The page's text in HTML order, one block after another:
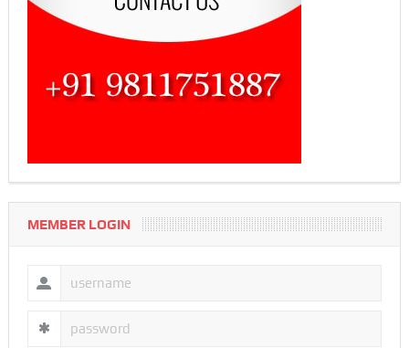
MEMBER LOGIN